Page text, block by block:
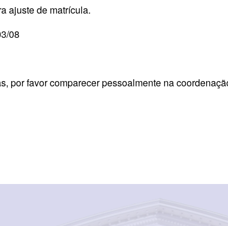
ajuste de matrícula.
08
por favor comparecer pessoalmente na